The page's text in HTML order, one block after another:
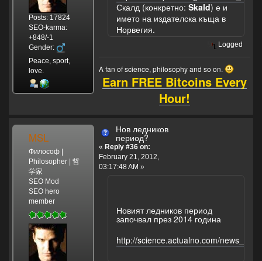
Posts: 17824
SEO-karma:
+848/-1
Gender:
Peace, sport,
love.
Скалд (конкретно: Skald) е и
името на издателска къща в
Норвегия.
Logged
A fan of science, philosophy and so on.
Earn FREE Bitcoins Every
Hour!
MSL
Философ |
Philosopher | 哲
学家
SEO Mod
SEO hero
member
Нов ледников
период?
« Reply #36 on:
February 21, 2012,
03:17:48 AM »
Новият ледников период
започвал през 2014 година
http://science.actualno.com/